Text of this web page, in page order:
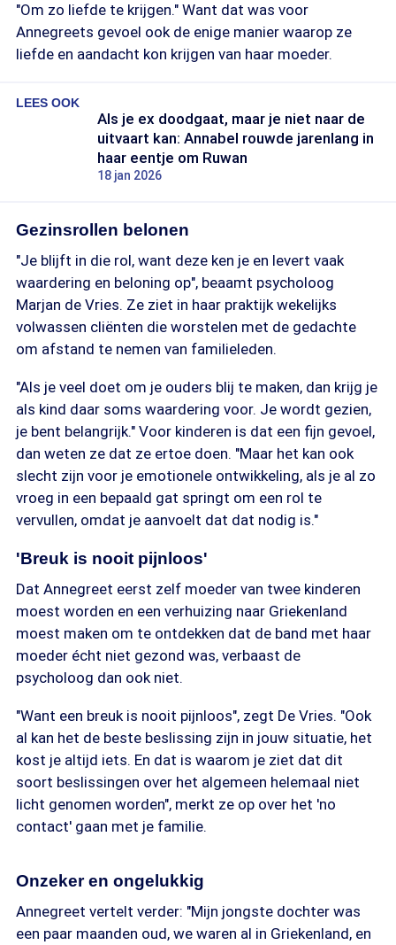
"Om zo liefde te krijgen." Want dat was voor
Annegreets gevoel ook de enige manier waarop ze
liefde en aandacht kon krijgen van haar moeder.
LEES OOK
Als je ex doodgaat, maar je niet naar de
uitvaart kan: Annabel rouwde jarenlang in
haar eentje om Ruwan
18 jan 2026
Gezinsrollen belonen
"Je blijft in die rol, want deze ken je en levert vaak
waardering en beloning op", beaamt psycholoog
Marjan de Vries. Ze ziet in haar praktijk wekelijks
volwassen cliënten die worstelen met de gedachte
om afstand te nemen van familieleden.
"Als je veel doet om je ouders blij te maken, dan krijg je
als kind daar soms waardering voor. Je wordt gezien,
je bent belangrijk." Voor kinderen is dat een fijn gevoel,
dan weten ze dat ze ertoe doen. "Maar het kan ook
slecht zijn voor je emotionele ontwikkeling, als je al zo
vroeg in een bepaald gat springt om een rol te
vervullen, omdat je aanvoelt dat dat nodig is."
'Breuk is nooit pijnloos'
Dat Annegreet eerst zelf moeder van twee kinderen
moest worden en een verhuizing naar Griekenland
moest maken om te ontdekken dat de band met haar
moeder écht niet gezond was, verbaast de
psycholoog dan ook niet.
"Want een breuk is nooit pijnloos", zegt De Vries. "Ook
al kan het de beste beslissing zijn in jouw situatie, het
kost je altijd iets. En dat is waarom je ziet dat dit
soort beslissingen over het algemeen helemaal niet
licht genomen worden", merkt ze op over het 'no
contact' gaan met je familie.
Onzeker en ongelukkig
Annegreet vertelt verder: "Mijn jongste dochter was
een paar maanden oud, we waren al in Griekenland, en